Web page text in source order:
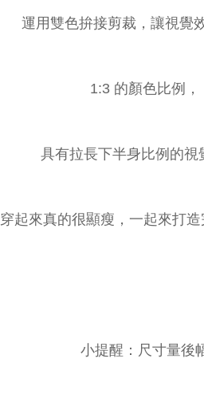
運用雙色拚接剪裁，讓視覺
1:3 的顏色比例，
具有拉長下半身比例的視
穿起來真的很顯瘦，一起來打
小提醒：尺寸量後